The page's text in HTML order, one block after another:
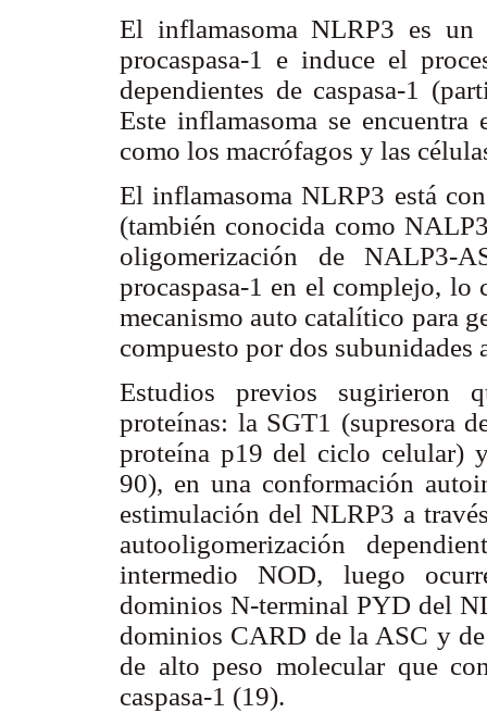
El inflamasoma NLRP3 es
procaspasa-1 e induce el
dependientes de caspasa-1
Este inflamasoma se
como los macrófagos y las
El inflamasoma NLRP3 está
(también conocida como
oligomerización de NALP3-
procaspasa-1 en el complejo,
mecanismo auto catalítico para
compuesto por dos
Estudios previos sugirieron
proteínas: la SGT1 (supresora
proteína p19 del ciclo celular)
90), en una conformación
estimulación del NLRP3 a
autooligomerización
intermedio NOD, luego
dominios N-terminal PYD del
dominios CARD de la ASC y
de alto peso molecular que
caspasa-1 (19).